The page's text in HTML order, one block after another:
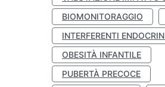
BIOMONITORAGGIO
INTERFERENTI
OBESITÀ INFANTILE
PUBERTÀ PRECOCE